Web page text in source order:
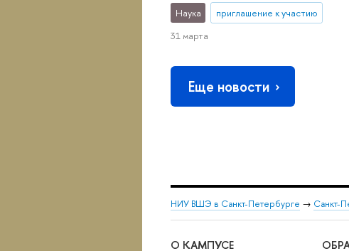
Наука
приглашение к участию
31 марта
Еще новости
НИУ ВШЭ в Санкт-Петербурге → Санкт-
О КАМПУСЕ